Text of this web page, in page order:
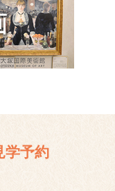
学予約